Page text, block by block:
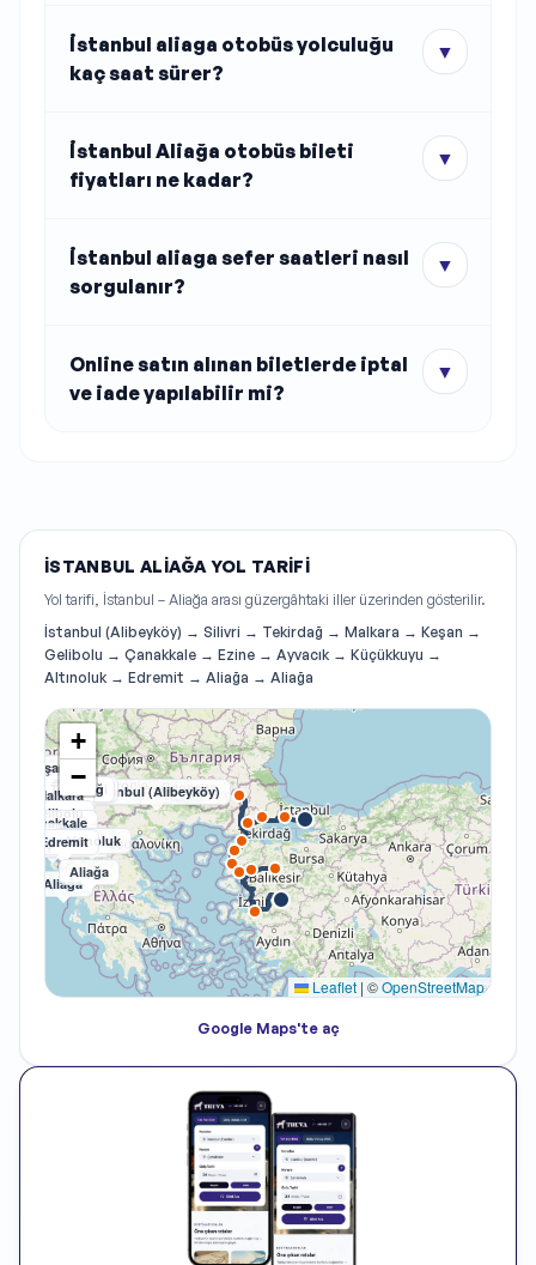
İstanbul aliaga otobüs yolculuğu
kaç saat sürer?
▼
İstanbul Aliağa otobüs bileti
fiyatları ne kadar?
▼
İstanbul aliaga sefer saatleri nasıl
sorgulanır?
▼
Online satın alınan biletlerde iptal
ve iade yapılabilir mi?
▼
İSTANBUL ALIAĞA YOL TARIFI
Yol tarifi, İstanbul – Aliağa arası güzergâhtaki iller üzerinden gösterilir.
İstanbul (Alibeyköy) → Silivri → Tekirdağ → Malkara → Keşan →
Gelibolu → Çanakkale → Ezine → Ayvacık → Küçükkuyu →
Altınoluk → Edremit → Aliağa → Aliağa
İstanbul (Alibeyköy)
Silivri
Tekirdağ
Malkara
Keşan
Gelibolu
Çanakkale
Ezine
Ayvacık
KüçükkuyuAltınoluk
Edremit
Aliağa
Aliağa
+
−
Leaflet | ©OpenStreetMap
Google Maps'te aç